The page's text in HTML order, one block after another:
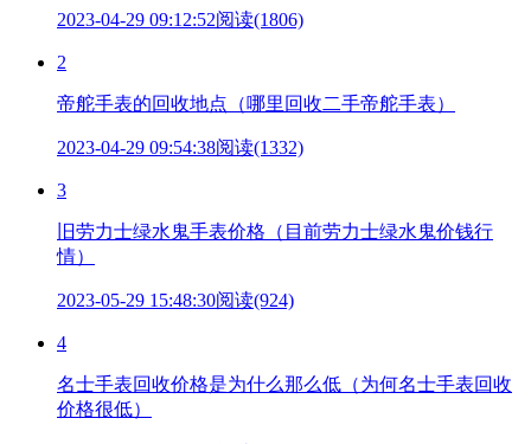
2023-04-29 09:12:52阅读(1806)
2
帝舵手表的回收地点（哪里回收二手帝舵手表）
2023-04-29 09:54:38阅读(1332)
3
旧劳力士绿水鬼手表价格（目前劳力士绿水鬼价钱行
情）
2023-05-29 15:48:30阅读(924)
4
名士手表回收价格是为什么那么低（为何名士手表回收
价格很低）